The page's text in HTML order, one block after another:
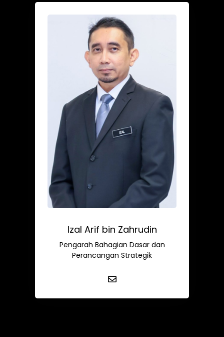
Izal Arif bin Zahrudin
Pengarah Bahagian Dasar dan
Perancangan Strategik